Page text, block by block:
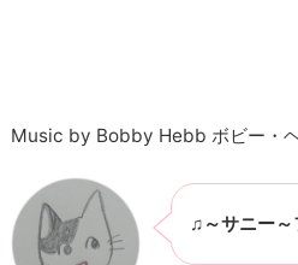
Music by Bobby Hebb ボビー・
♫～サニー